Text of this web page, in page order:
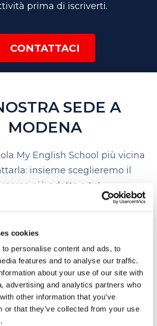
cookies
personalise content and ads, to
features and to analyse our traffic.
about your use of our site with
advertising and analytics partners who
other information that you’ve
or that they’ve collected from your use
prima di iscriverti.
CONTATTACI
SEDE A
MODENA
My English School più vicina
insieme sceglieremo il
più adatto a te!
Cattaneo, 56059 2929592